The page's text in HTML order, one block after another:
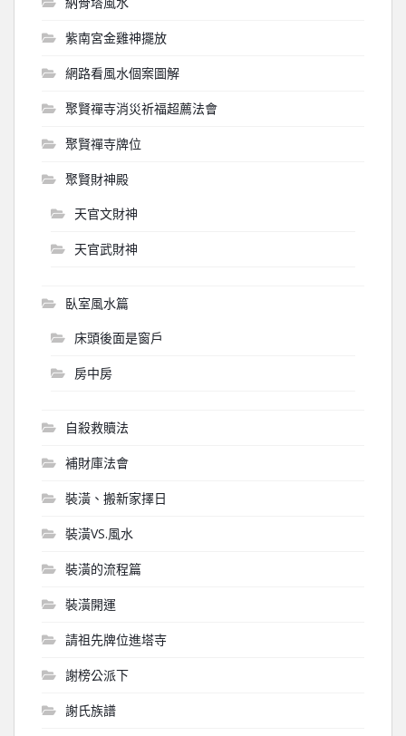
紫南宮金雞神擺放
網路看風水個案圖解
聚賢禪寺消災祈福超薦法會
聚賢禪寺牌位
聚賢財神殿
天官文財神
天官武財神
臥室風水篇
床頭後面是窗戶
房中房
自殺救贖法
補財庫法會
裝潢、搬新家擇日
裝潢VS.風水
裝潢的流程篇
裝潢開運
請祖先牌位進塔寺
謝榜公派下
謝氏族譜